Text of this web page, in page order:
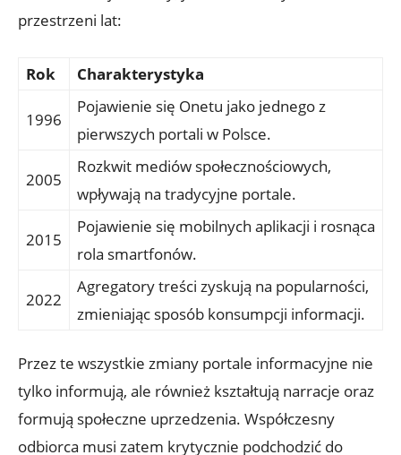
przestrzeni lat:
Rok Charakterystyka
1996
Pojawienie się Onetu jako jednego z
pierwszych portali w Polsce.
2005
Rozkwit mediów społecznościowych,
wpływają na tradycyjne portale.
2015
Pojawienie się mobilnych aplikacji i rosnąca
rola smartfonów.
2022
Agregatory treści zyskują na popularności,
zmieniając sposób konsumpcji informacji.
Przez te wszystkie zmiany portale informacyjne nie
tylko informują, ale również kształtują narracje oraz
formują społeczne uprzedzenia. Współczesny
odbiorca musi zatem krytycznie podchodzić do